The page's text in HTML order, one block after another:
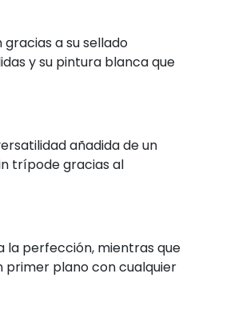
gracias a su sellado
y su pintura blanca que
añadida de un
trípode gracias al
la perfección, mientras que
primer plano con cualquier